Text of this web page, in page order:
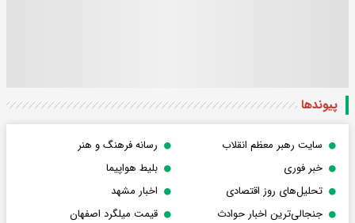
پیوندها
سایت رهبر معظم انقلاب
رسانه فرهنگ و هنر
خبر فوری
بلیط هواپیما
تحلیل‌های روز اقتصادی
اخبار مشهد
جنجالی‌ترین اخبار حوادث
قیمت میلگرد اصفهان